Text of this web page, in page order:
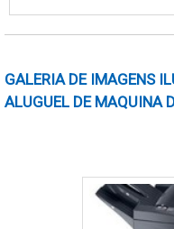
equipamentos de
de impressão para: Escolas,
GALERIA DE IMAGENS
ALUGUEL DE MAQUINA